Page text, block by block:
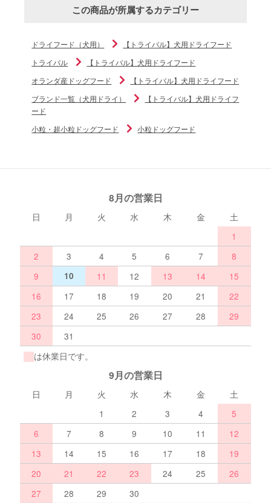
この商品が所属するカテゴリー
ドライフード（犬用）
【トライバル】犬用ドライフード
トライバル
【トライバル】犬用ドライフード
オランダ産ドッグフード
【トライバル】犬用ドライフード
ブランド一覧（犬用ドライ）
【トライバル】犬用ドライフ
ード
小粒・超小粒ドッグフード
小粒ドッグフード
8月の営業日
日 月 火 水 木 金
土
1
2
3 4 5 6 7
8
9
10 11 12 13 14
15
16
17 18 19 20 21
22
23
24 25 26 27 28
29
30
31
は休業日です。
9月の営業日
日 月 火 水 木 金
土
1
2 3 4
5
6
7 8 9 10 11
12
13
14 15 16 17 18
19
20
21 22 23 24 25
26
27
28 29
30